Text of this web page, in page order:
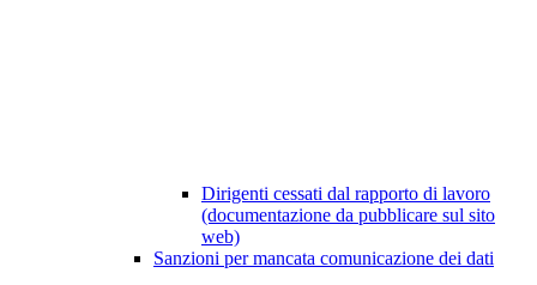
Dirigenti cessati dal rapporto di lavoro
(documentazione da pubblicare sul sito
web)
Sanzioni per mancata comunicazione dei dati